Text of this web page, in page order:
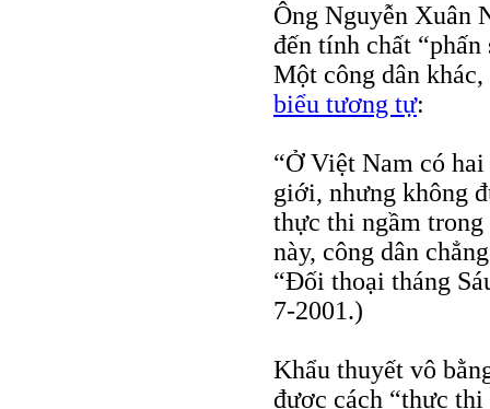
Ông Nguyễn Xuân
đến tính chất
Một công dân
biểu tương tự:
“Ở Việt Nam có
giới, nhưng không
thực thi ngầm trong
này, công dân
“Đối thoại tháng
7-2001.)
Khẩu thuyết vô
được cách “thực